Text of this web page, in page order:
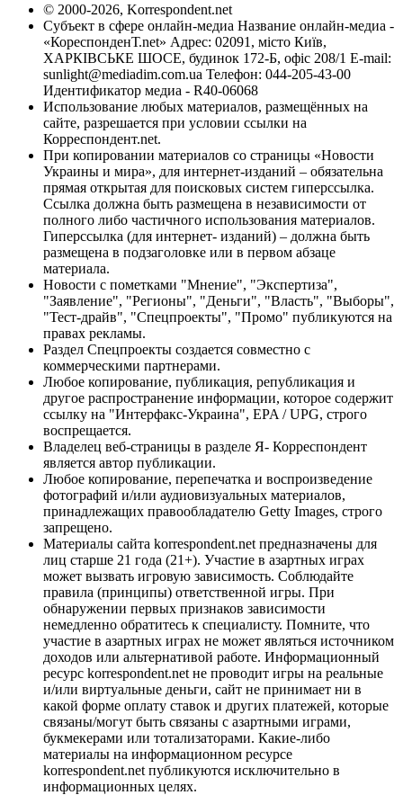
© 2000-2026, Korrespondent.net
Субъект в сфере онлайн-медиа Название онлайн-медиа -
«КореспонденТ.net» Адрес: 02091, місто Київ,
ХАРКІВСЬКЕ ШОСЕ, будинок 172-Б, офіс 208/1 E-mail:
sunlight@mediadim.com.ua Телефон: 044-205-43-00
Идентификатор медиа - R40-06068
Использование любых материалов, размещённых на
сайте, разрешается при условии ссылки на
Корреспондент.net.
При копировании материалов со страницы «Новости
Украины и мира», для интернет-изданий – обязательна
прямая открытая для поисковых систем гиперссылка.
Ссылка должна быть размещена в независимости от
полного либо частичного использования материалов.
Гиперссылка (для интернет- изданий) – должна быть
размещена в подзаголовке или в первом абзаце
материала.
Новости с пометками "Мнение", "Экспертиза",
"Заявление", "Регионы", "Деньги", "Власть", "Выборы",
"Тест-драйв", "Спецпроекты", "Промо" публикуются на
правах рекламы.
Раздел Спецпроекты создается совместно с
коммерческими партнерами.
Любое копирование, публикация, републикация и
другое распространение информации, которое содержит
ссылку на "Интерфакс-Украина", EPA / UPG, строго
воспрещается.
Владелец веб-страницы в разделе Я- Корреспондент
является автор публикации.
Любое копирование, перепечатка и воспроизведение
фотографий и/или аудиовизуальных материалов,
принадлежащих правообладателю Getty Images, строго
запрещено.
Материалы сайта korrespondent.net предназначены для
лиц старше 21 года (21+). Участие в азартных играх
может вызвать игровую зависимость. Соблюдайте
правила (принципы) ответственной игры. При
обнаружении первых признаков зависимости
немедленно обратитесь к специалисту. Помните, что
участие в азартных играх не может являться источником
доходов или альтернативой работе. Информационный
ресурс korrespondent.net не проводит игры на реальные
и/или виртуальные деньги, сайт не принимает ни в
какой форме оплату ставок и других платежей, которые
связаны/могут быть связаны с азартными играми,
букмекерами или тотализаторами. Какие-либо
материалы на информационном ресурсе
korrespondent.net публикуются исключительно в
информационных целях.